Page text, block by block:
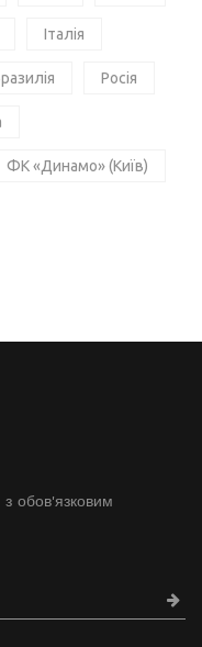
Італія
Росія
ФК «Динамо» (Київ)
з обов'язковим